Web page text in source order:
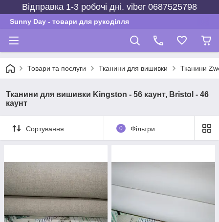
Відправка 1-3 робочі дні. viber 0687525798
Sunny Day - товари для рукоділля
Товари та послуги Тканини для вишивки Тканини
Тканини для вишивки Kingston - 56 каунт, Bristol - 46
каунт
Сортування 0 Фільтри